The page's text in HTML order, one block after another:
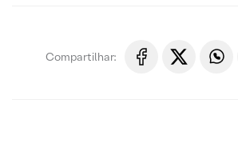
Compartilhar: